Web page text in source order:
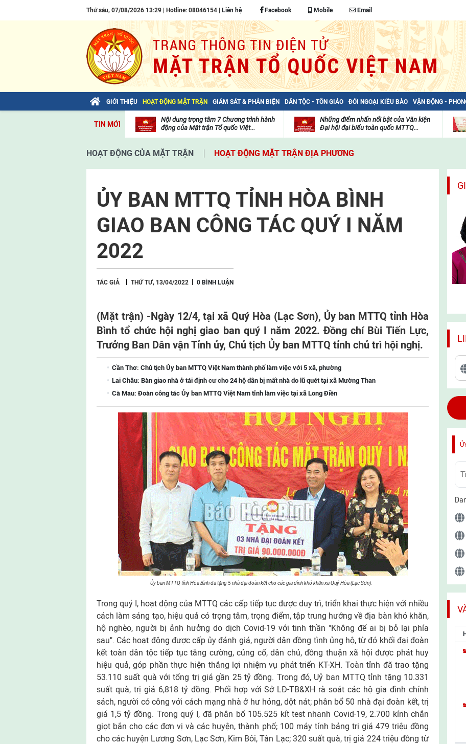
Thứ sáu, 07/08/2026 13:29 | Hotline: 08046154 | Liên hệ Facebook Mobile Email
GIỚI THIỆU HOẠT ĐỘNG MẶT TRẬN GIÁM SÁT & PHẢN BIỆN DÂN TỘC - TÔN GIÁO ĐỐI NGOẠI KIỀU BÀO VẬN ĐỘNG -
TIN MỚI
Bài viết của Tổng Bí thư Tô Lâm: TIẾN
viện
Nội dung trọng tâm 7 Chương trình hành
động của Mặt trận Tổ quốc Việt...
viện
Những điểm nhấn nổi bật của Văn kiện
Đại hội đại biểu toàn quốc MTTQ...
mặt
trận
HOẠT ĐỘNG CỦA MẶT TRẬN HOẠT ĐỘNG MẶT TRẬN ĐỊA PHƯƠNG
ỦY BAN MTTQ TỈNH HÒA BÌNH
GIAO BAN CÔNG TÁC QUÝ I NĂM
2022
TÁC GIẢ THỨ TƯ, 13/04/2022 0 BÌNH LUẬN
(Mặt trận) -Ngày 12/4, tại xã Quý Hòa (Lạc Sơn), Ủy ban MTTQ tỉnh Hòa
Bình tổ chức hội nghị giao ban quý I năm 2022. Đồng chí Bùi Tiến Lực,
Trưởng Ban Dân vận Tỉnh ủy, Chủ tịch Ủy ban MTTQ tỉnh chủ trì hội nghị.
Cần Thơ: Chủ tịch Ủy ban MTTQ Việt Nam thành phố làm việc với 5 xã, phường
Lai Châu: Bàn giao nhà ở tái định cư cho 24 hộ dân bị mất nhà do lũ quét tại xã Mường Than
Cà Mau: Đoàn công tác Ủy ban MTTQ Việt Nam tỉnh làm việc tại xã Long Điền
Ủy ban MTTQ tỉnh Hòa Bình đã tặng 5 nhà đại đoàn kết cho các gia đình khó khăn xã Quý Hòa (Lạc Sơn).
Trong quý I, hoạt động của MTTQ các cấp tiếp tục được duy trì, triển khai thực hiện với nhiều
cách làm sáng tạo, hiệu quả có trọng tâm, trọng điểm, tập trung hướng về địa bàn khó khăn,
hộ nghèo, người bị ảnh hưởng do dịch Covid-19 với tinh thần "Không để ai bị bỏ lại phía
sau". Các hoạt động được cấp ủy đánh giá, người dân đồng tình ủng hộ, từ đó khối đại đoàn
kết toàn dân tộc tiếp tục tăng cường, củng cố, dân chủ, đồng thuận xã hội được phát huy
hiệu quả, góp phần thực hiện thắng lợi nhiệm vụ phát triển KT-XH. Toàn tỉnh đã trao tặng
53.110 suất quà với tổng trị giá gần 25 tỷ đồng. Trong đó, Uỷ ban MTTQ tỉnh tặng 10.331
suất quà, trị giá 6,818 tỷ đồng. Phối hợp với Sở LĐ-TB&XH rà soát các hộ gia đình chính
sách, người có công với cách mạng nhà ở hư hỏng, dột nát; phân bổ 50 nhà đại đoàn kết, trị
giá 1,5 tỷ đồng. Trong quý I, đã phân bổ 105.525 kít test nhanh Covid-19, 2.700 kính chắn
giọt bắn cho các đơn vị và các huyện, thành phố; 100 máy tính bảng trị giá 479 triệu đồng
cho các huyện Lương Sơn, Lạc Sơn, Kim Bôi, Tân Lạc; 320 suất quà, trị giá 224 triệu đồng từ